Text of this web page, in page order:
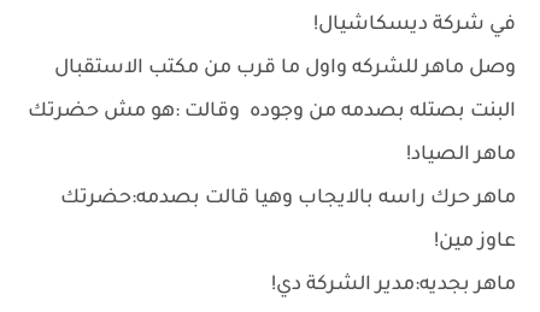
في شركة ديسكاشيال!
وصل ماهر للشركه واول ما قرب من مكتب الاستقبال
البنت بصتله بصدمه من وجوده وقالت :هو مش حضرتك
ماهر الصياد!
ماهر حرك راسه بالايجاب وهيا قالت بصدمه:حضرتك
عاوز مين!
ماهر بجديه:مدير الشركة دي!